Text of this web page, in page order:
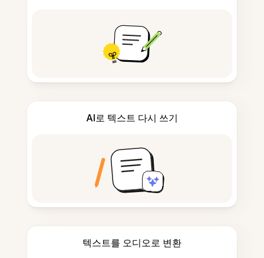
AI로 텍스트 다시 쓰기
텍스트를 오디오로 변환